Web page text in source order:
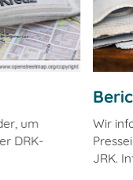
um
DRK-
Wir
JRK.